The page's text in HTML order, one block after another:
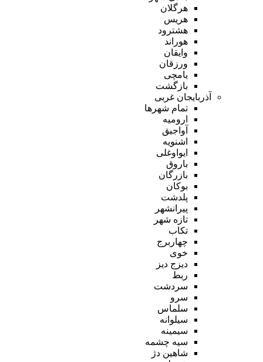
هرگلان
هریس
هشترود
هوراند
وایقان
ورزقان
یامچی
بازگشت
آذربایجان غربی
تمام شهر‌ها
ارومیه
آواجیق
اشنویه
ایواوغلی
باروق
بازرگان
بوکان
پلدشت
پیرانشهر
تازه شهر
تکاب
چهاربرج
خوی
دیزج دیز
ربط
سردشت
سرو
سلماس
سیلوانه
سیمینه
سیه چشمه
شاهین دژ